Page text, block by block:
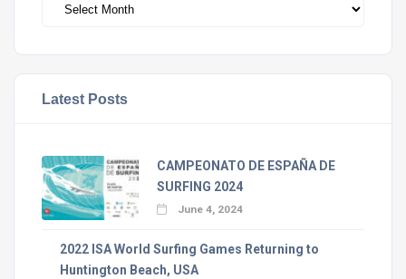
Latest Posts
CAMPEONATO DE ESPAÑA DE
SURFING 2024
June 4, 2024
2022 ISA World Surfing Games Returning to
Huntington Beach, USA